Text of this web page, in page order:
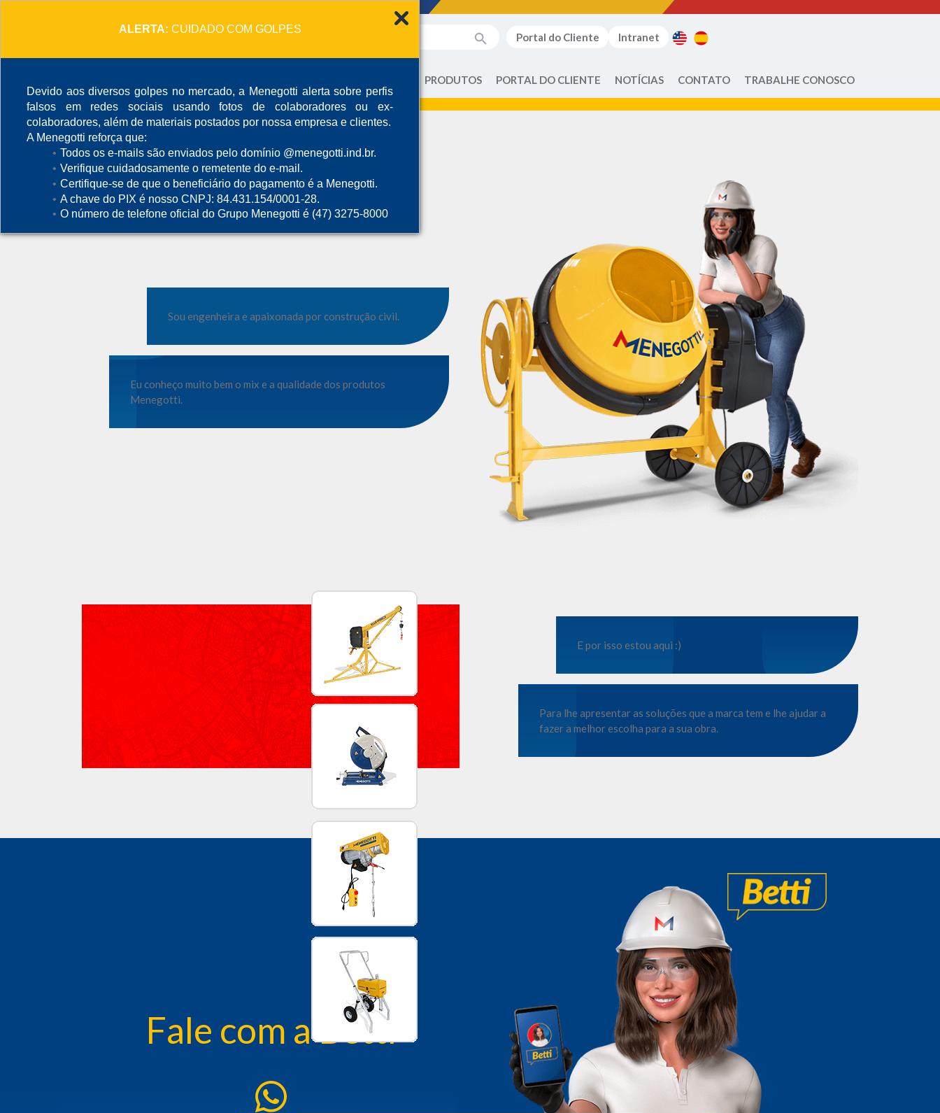
ALERTA: CUIDADO COM GOLPES
Devido aos diversos golpes no mercado, a Menegotti alerta sobre perfis
falsos em redes sociais usando fotos de colaboradores ou ex-
colaboradores, além de materiais postados por nossa empresa e clientes.
A Menegotti reforça que:
Todos os e-mails são enviados pelo domínio @menegotti.ind.br.
Verifique cuidadosamente o remetente do e-mail.
Certifique-se de que o beneficiário do pagamento é a Menegotti.
A chave do PIX é nosso CNPJ: 84.431.154/0001-28.
O número de telefone oficial do Grupo Menegotti é (47) 3275-8000
Portal do Cliente Intranet
PRODUTOS PORTAL DO CLIENTE NOTÍCIAS CONTATO TRABALHE CONOSCO
Sou engenheira e apaixonada por construção civil.
Eu conheço muito bem o mix e a qualidade dos produtos
Menegotti.
E por isso estou aqui :)
Para lhe apresentar as soluções que a marca tem e lhe ajudar a
fazer a melhor escolha para a sua obra.
Fale com a Betti